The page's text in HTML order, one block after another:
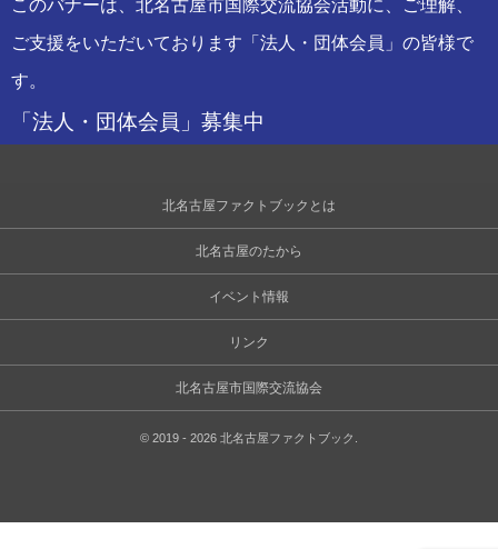
このバナーは、北名古屋市国際交流協会活動に、ご理解、
ご支援をいただいております「法人・団体会員」の皆様で
す。
「法人・団体会員」募集中
北名古屋ファクトブックとは
北名古屋のたから
イベント情報
リンク
北名古屋市国際交流協会
© 2019 - 2026 北名古屋ファクトブック